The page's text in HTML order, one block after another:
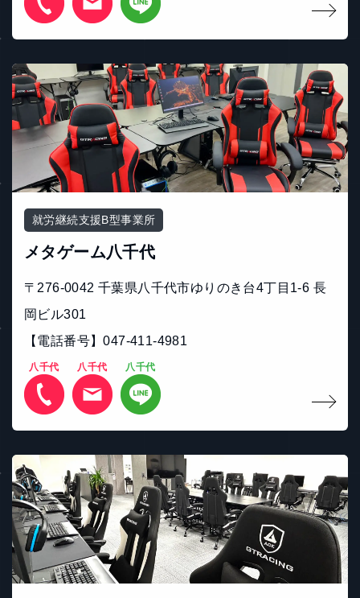
就労継続支援B型事業所
メタゲーム八千代
〒276-0042 千葉県八千代市ゆりのき台4丁目1-6 長
岡ビル301
【電話番号】047-411-4981
八千代 八千代 八千代